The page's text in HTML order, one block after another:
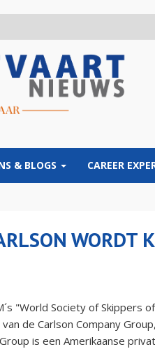
& BLOGS CAREER
WORDT
"World Society of Skippers
van de Carlson Company
is een Amerikaanse